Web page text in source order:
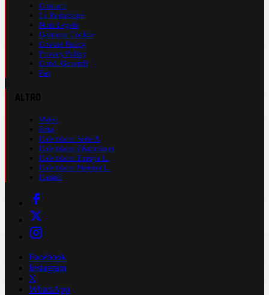
Contatti
La Redazione
Nota Legale
Gestione Cookie
Cookie Policy
Privacy Policy
Cond. Generali
Faq
Video
Foto
Calendario Serie A
Calendario Champions
Calendario Europa L.
Calendario Premier L.
Casinò
Facebook
Instagram
X
WhatsApp